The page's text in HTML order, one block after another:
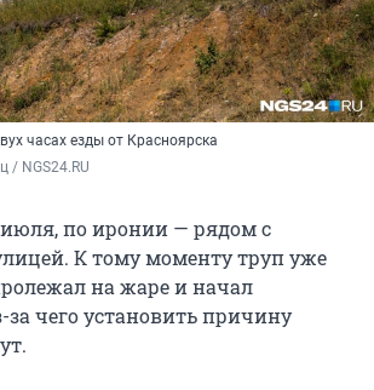
часах езды от Красноярска
/ NGS24.RU
июля, по иронии — рядом с
К тому моменту труп уже
на жаре и начал
за чего установить причину